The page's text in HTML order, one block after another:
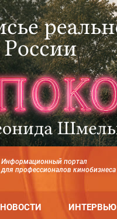
Информационный портал
для профессионалов кинобизнеса
НОВОСТИ ИНТЕРВЬЮ